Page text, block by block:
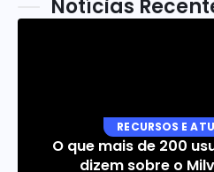
Notícias
RECURSOS E
O que mais de 200
dizem sobre o